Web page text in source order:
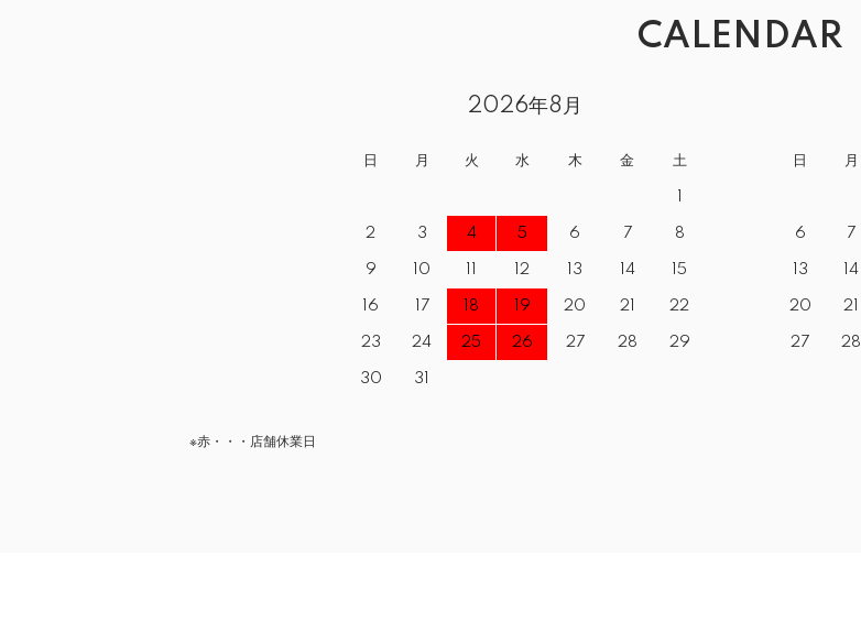
CALENDAR
2026年8月
日 月 火 水 木 金 土
2 3 4 5 6 7 8
9 10 12 13 14 15
16 17 18 19 20 21 22
23 24 25 26 27 28 29
30 31
日 月
6 7
13 14
20 21
27 28
※赤・・・店舗休業日